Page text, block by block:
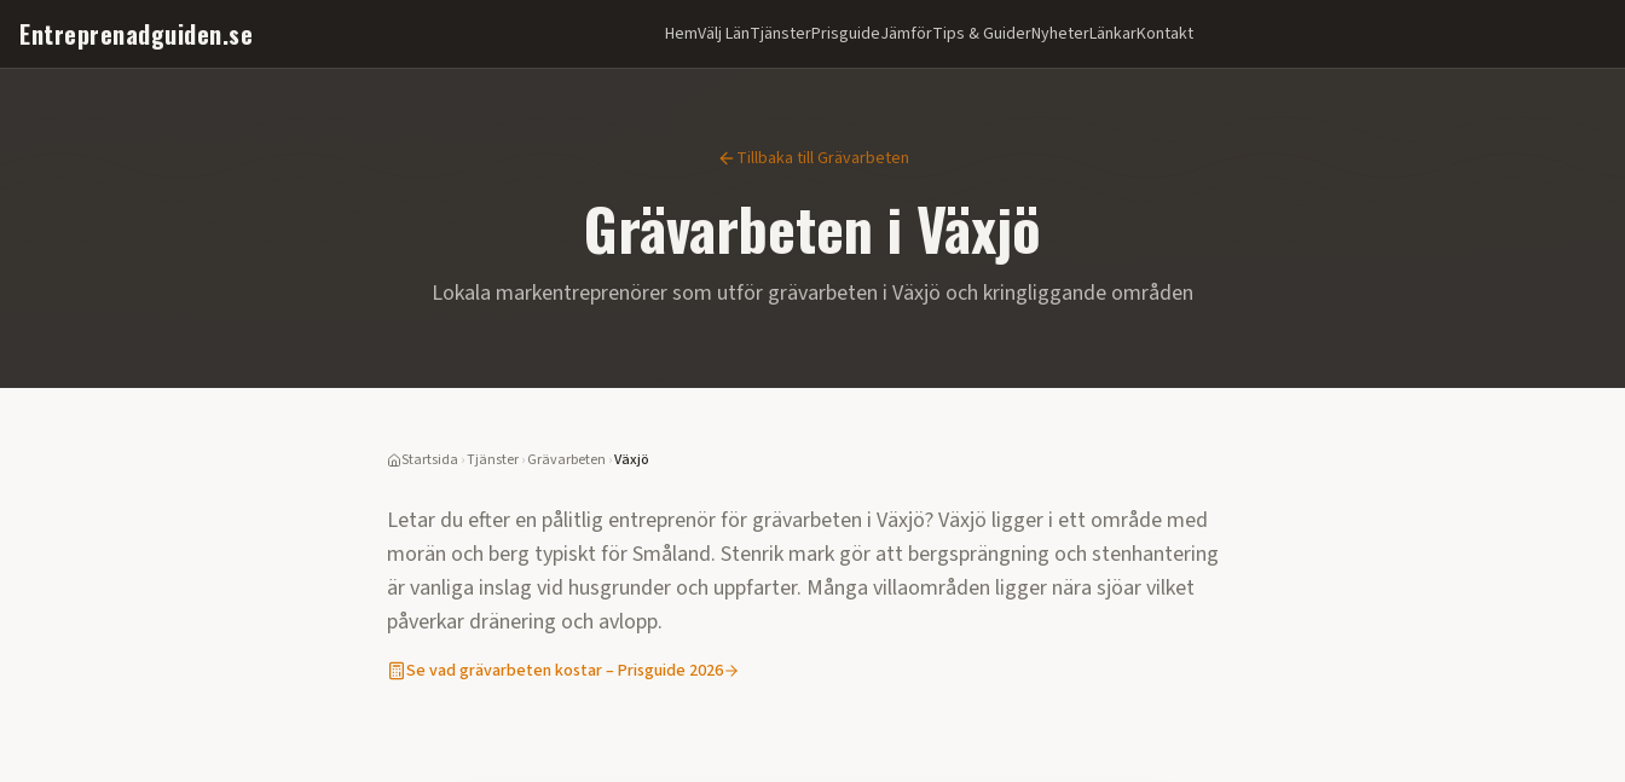
Entreprenadguiden.se HemVälj LänTjänsterPrisguideJämförTips & GuiderNyheterLänkarKontakt
Tillbaka till Grävarbeten
Grävarbeten i Växjö
Lokala markentreprenörer som utför grävarbeten i Växjö och kringliggande områden
Startsida ›Tjänster›Grävarbeten ›Växjö
Letar du efter en pålitlig entreprenör för grävarbeten i Växjö?Växjö ligger i ett område med
morän och berg typiskt för Småland. Stenrik mark gör att bergsprängning och stenhantering
är vanliga inslag vid husgrunder och uppfarter. Många villaområden ligger nära sjöar vilket
påverkar dränering och avlopp.
Se vadgrävarbetenkostar – Prisguide 2026